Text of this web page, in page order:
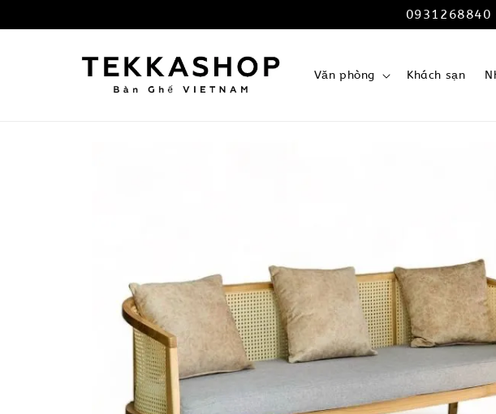
0931268840
Văn phòng Khách sạn